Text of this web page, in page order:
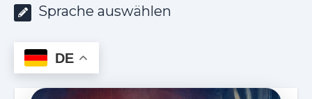
Sprache auswählen
DE